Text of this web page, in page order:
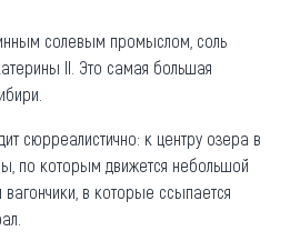
солевым промыслом, соль
II. Это самая большая
сюрреалистично: к центру озера в
по которым движется небольшой
в которые ссыпается